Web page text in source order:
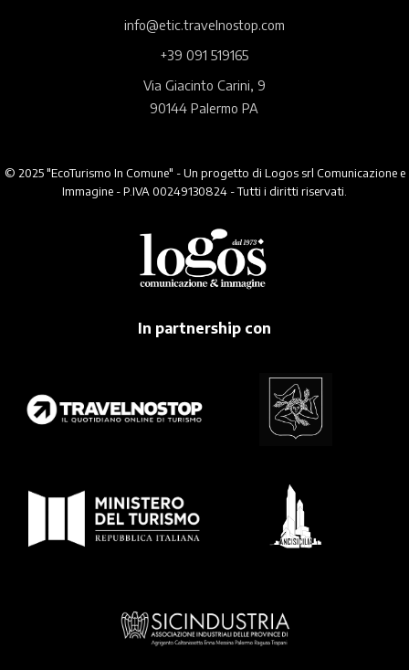
info@etic.travelnostop.com
+39 091 519165
Via Giacinto Carini, 9
90144 Palermo PA
© 2025 "EcoTurismo In Comune" - Un progetto di Logos srl Comunicazione e
Immagine - P.IVA 00249130824 - Tutti i diritti riservati.
In partnership con